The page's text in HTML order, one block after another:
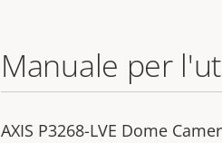
Manuale per
AXIS P3268-LVE Dome